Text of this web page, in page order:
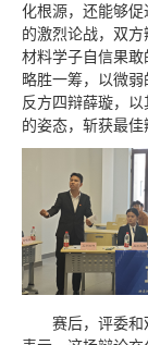
化根源，还能够
的激烈论战，双
材料学子自信果
略胜一筹，以微弱
反方四辩薛璇，
的姿态，斩获最佳
赛后，评委和